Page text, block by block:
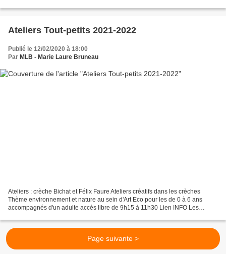
Ateliers Tout-petits 2021-2022
Publié le 12/02/2020 à 18:00
Par MLB - Marie Laure Bruneau
Ateliers : crèche Bichat et Félix Faure Ateliers créatifs dans les crèches
Thème environnement et nature au sein d'Art Eco pour les de 0 à 6 ans
accompagnés d'un adulte accès libre de 9h15 à 11h30 Lien INFO Les
Page suivante >